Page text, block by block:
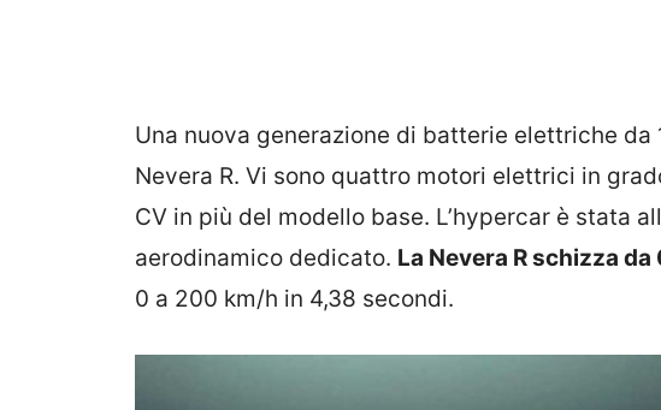
Una nuova generazione di batterie elettriche
Nevera R. Vi sono quattro motori elettrici in
CV in più del modello base. L’hypercar è stata
aerodinamico dedicato. La Nevera R schizza
0 a 200 km/h in 4,38 secondi.